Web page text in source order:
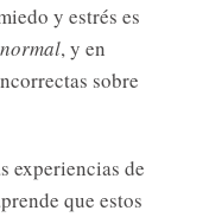
y estrés es
normal, y en
sobre
experiencias de
que estos